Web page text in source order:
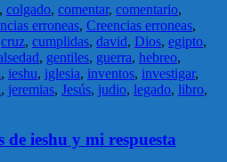
, colgado, comentar, comentario,
erroneas, Creencias erroneas,
cruz, cumplidas, david, Dios, egipto,
, gentiles, guerra, hebreo,
, ieshu, iglesia, inventos, investigar,
, jeremias, Jesús, judio, legado, libro,
de ieshu y mi respuesta